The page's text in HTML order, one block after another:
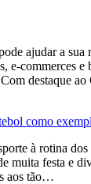
ajudar a sua
e-commerces
destaque
como
à rotina
muita festa e
aos tão…